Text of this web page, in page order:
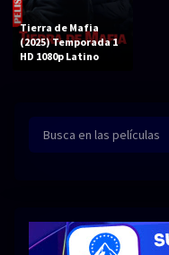
GÉNEROS
Acción
Comedia
Terror
Fantástico
Tierra de Mafia
(2025) Temporada 1
HD 1080p Latino